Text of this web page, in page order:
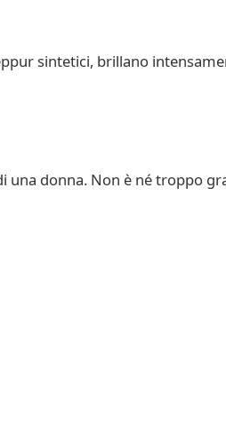
sintetici, brillano
una donna. Non è né troppo